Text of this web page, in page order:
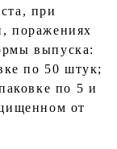
при
поражениях
выпуска:
по 50 штук;
по 5 и
от